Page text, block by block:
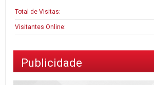
Total de Visitas:
Visitantes Online:
Publicidade